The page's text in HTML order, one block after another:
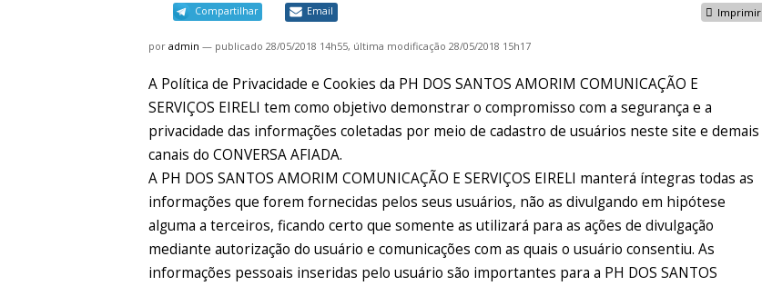
Compartilhar Email Imprimir
poradmin — publicado 28/05/2018 14h55, última modificação 28/05/2018 15h17
A Política de Privacidade e Cookies da PH DOS SANTOS AMORIM COMUNICAÇÃO E
SERVIÇOS EIRELI tem como objetivo demonstrar o compromisso com a segurança e a
privacidade das informações coletadas por meio de cadastro de usuários neste site e demais
canais do CONVERSA AFIADA.
A PH DOS SANTOS AMORIM COMUNICAÇÃO E SERVIÇOS EIRELI manterá íntegras todas as
informações que forem fornecidas pelos seus usuários, não as divulgando em hipótese
alguma a terceiros, ficando certo que somente as utilizará para as ações de divulgação
mediante autorização do usuário e comunicações com as quais o usuário consentiu. As
informações pessoais inseridas pelo usuário são importantes para a PH DOS SANTOS